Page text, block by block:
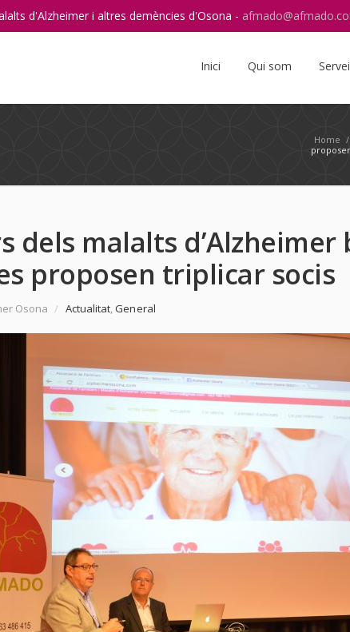
d'Alzheimer i altres demències d'Osona -
Instagram
RSS
Inici Qui som
Home /
dels malalts d’Alzheimer
proposen triplicar socis
Osona / Actualitat,General